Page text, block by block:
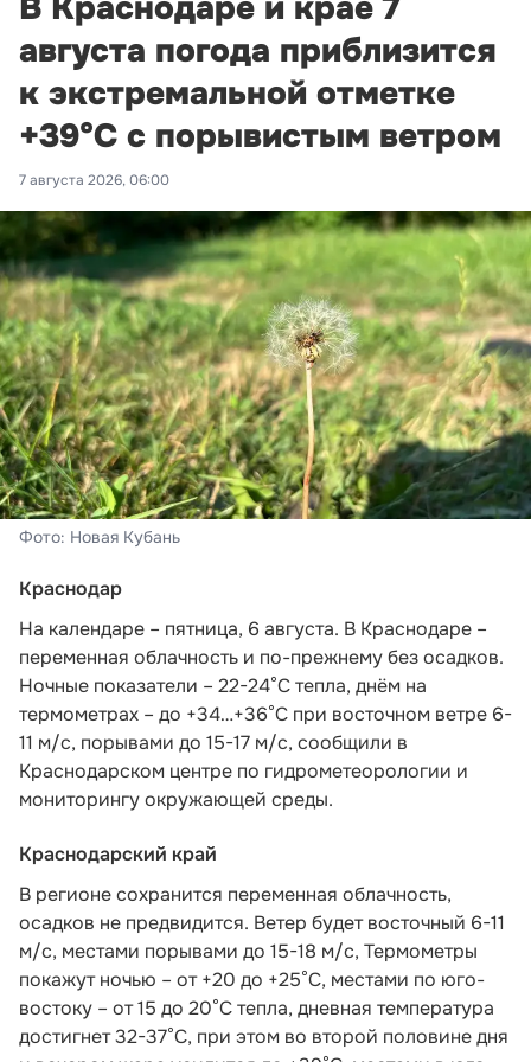
августа погода приблизится
к экстремальной отметке
+39°С с порывистым ветром
7 августа 2026, 06:00
Фото: Новая Кубань
Краснодар
На календаре – пятница, 6 августа. В Краснодаре –
переменная облачность и по-прежнему без осадков.
Ночные показатели – 22-24°С тепла, днём на
термометрах – до +34…+36°С при восточном ветре 6-
11 м/с, порывами до 15-17 м/с, сообщили в
Краснодарском центре по гидрометеорологии и
мониторингу окружающей среды.
Краснодарский край
В регионе сохранится переменная облачность,
осадков не предвидится. Ветер будет восточный 6-11
м/с, местами порывами до 15-18 м/с, Термометры
покажут ночью – от +20 до +25°С, местами по юго-
востоку – от 15 до 20°С тепла, дневная температура
достигнет 32-37°С, при этом во второй половине дня